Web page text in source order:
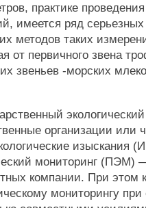
практике
имеется ряд
методов таких
от первичного звена
звеньев -морских
организации или
изыскания
мониторинг (ПЭМ)
компании. При этом
мониторингу